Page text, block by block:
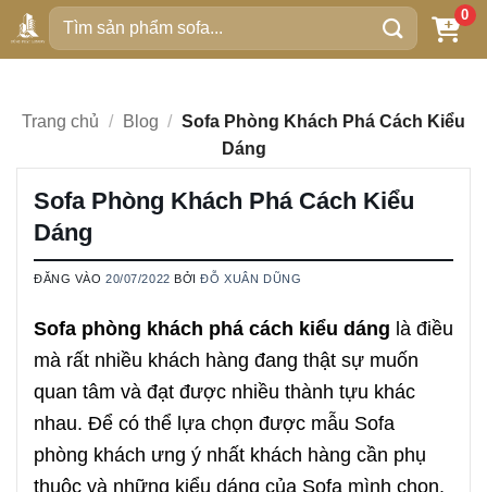
qua
Tìm
kiếm:
0
Trang chủ / Blog / Sofa Phòng Khách Phá Cách Kiểu
Dáng
Sofa Phòng Khách Phá Cách Kiểu
Dáng
ĐĂNG VÀO20/07/2022 BỞIĐỖ XUÂN DŨNG
Sofa phòng khách phá cách kiểu dáng là điều
mà rất nhiều khách hàng đang thật sự muốn
quan tâm và đạt được nhiều thành tựu khác
nhau. Để có thể lựa chọn được mẫu Sofa
phòng khách ưng ý nhất khách hàng cần phụ
thuộc và những kiểu dáng của Sofa mình chọn.